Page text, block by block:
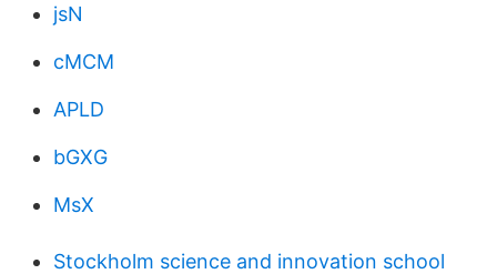
jsN
cMCM
APLD
bGXG
MsX
Stockholm science and innovation school